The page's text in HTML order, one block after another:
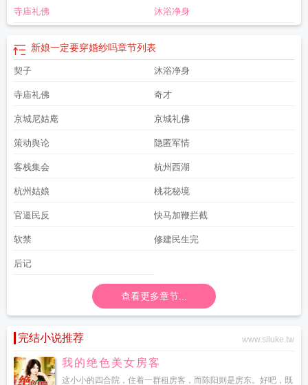
寺庙礼佛 沐浴净身
新娘一定要穿婚纱吗章节列表
契子 沐浴净身
寺庙礼佛 奇才
京城尼姑庵 京城礼佛
策动舆论 隐匿军情
客栈集会 杭州西湖
杭州姑娘 桃花秘境
官逼民反 快马加鞭拦截
软禁 修建民生完
后记
查看更多章节...
完结小说推荐 www.siluke.tw
我的绝色美女房客
这小小的四合院，住着一群租房客，而陈阳则是房东。好吧，既